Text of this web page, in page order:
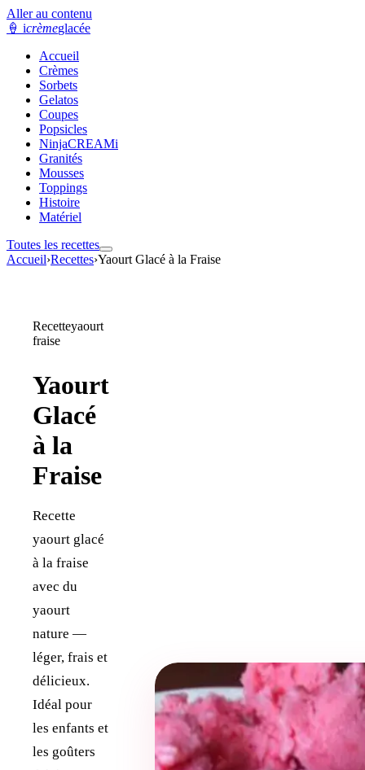
Aller au contenu
🍦 icrèmeglacée
Accueil
Crèmes
Sorbets
Gelatos
Coupes
Popsicles
NinjaCREAMi
Granités
Mousses
Toppings
Histoire
Matériel
Toutes les recettes
Accueil›Recettes›Yaourt Glacé à la Fraise
Recetteyaourt
fraise
Yaourt
Glacé
à la
Fraise
Recette
yaourt glacé
à la fraise
avec du
yaourt
nature —
léger, frais et
délicieux.
Idéal pour
les enfants et
les goûters